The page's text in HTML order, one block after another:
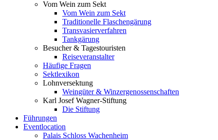
Vom Wein zum Sekt
Vom Wein zum Sekt
Traditionelle Flaschengärung
Transvasierverfahren
Tankgärung
Besucher & Tagestouristen
Reiseveranstalter
Häufige Fragen
Sektlexikon
Lohnversektung
Weingüter & Winzergenossenschaften
Karl Josef Wagner-Stiftung
Die Stiftung
Führungen
Eventlocation
Palais Schloss Wachenheim